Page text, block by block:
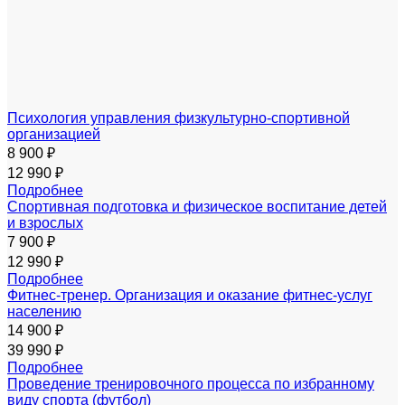
Психология управления физкультурно-спортивной
организацией
8 900 ₽
12 990 ₽
Подробнее
Спортивная подготовка и физическое воспитание детей
и взрослых
7 900 ₽
12 990 ₽
Подробнее
Фитнес-тренер. Организация и оказание фитнес-услуг
населению
14 900 ₽
39 990 ₽
Подробнее
Проведение тренировочного процесса по избранному
виду спорта (футбол)